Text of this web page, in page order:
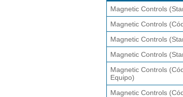
Magnetic Controls
Magnetic Controls
Magnetic Controls
Magnetic Controls
Magnetic Controls
Equipo)
Magnetic Controls